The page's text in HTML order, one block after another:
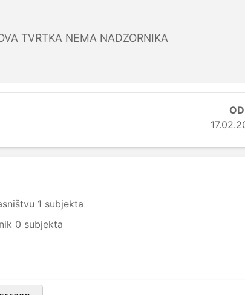
TVRTKA NEMA NADZORNIKA
OD
1 subjekta
0 subjekta